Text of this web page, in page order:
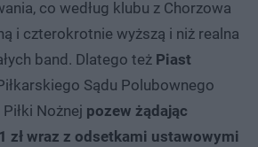
co według klubu z Chorzowa
i czterokrotnie wyższą i niż realna
band. Dlatego też Piast
Sądu Polubownego
Nożnej pozew żądając
zł wraz z odsetkami ustawowymi